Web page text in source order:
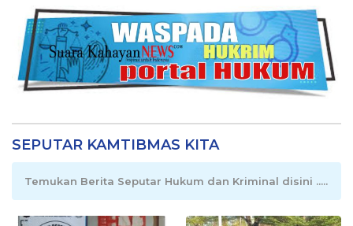
SEPUTAR KAMTIBMAS KITA
Temukan Berita Seputar Hukum dan Kriminal disini .....